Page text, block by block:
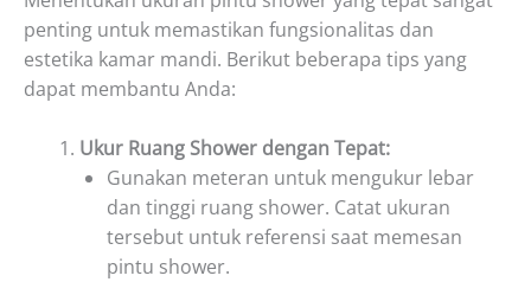
penting untuk memastikan fungsionalitas dan
estetika kamar mandi. Berikut beberapa tips yang
dapat membantu Anda:
Ukur Ruang Shower dengan Tepat:
Gunakan meteran untuk mengukur lebar
dan tinggi ruang shower. Catat ukuran
tersebut untuk referensi saat memesan
pintu shower.